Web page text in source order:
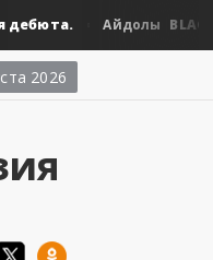
Айдолы
2026